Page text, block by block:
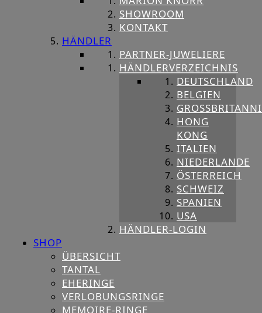
SHOWROOM
KONTAKT
HÄNDLER
PARTNER-JUWELIERE
HÄNDLERVERZEICHNIS
DEUTSCHLAND
BELGIEN
HONG
KONG
ITALIEN
NIEDERLANDE
ÖSTERREICH
SCHWEIZ
SPANIEN
USA
HÄNDLER-LOGIN
SHOP
ÜBERSICHT
TANTAL
EHERINGE
VERLOBUNGSRINGE
MEMOIRE-RINGE